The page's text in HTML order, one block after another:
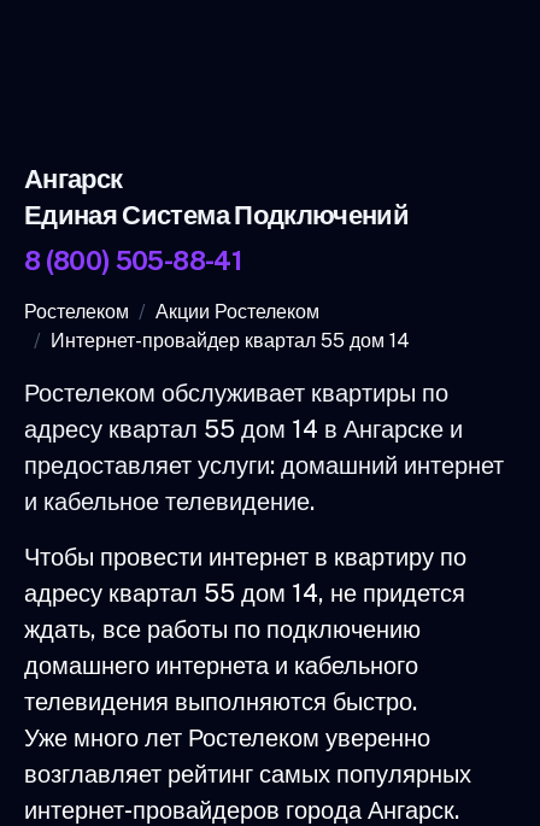
Ангарск
Единая Система Подключений
8 (800) 505-88-41
Ростелеком
Акции Ростелеком
Интернет-провайдер квартал 55 дом 14
Ростелеком обслуживает квартиры по
адресу квартал 55 дом 14 в Ангарске и
предоставляет услуги: домашний интернет
и кабельное телевидение.
Чтобы провести интернет в квартиру по
адресу квартал 55 дом 14, не придется
ждать, все работы по подключению
домашнего интернета и кабельного
телевидения выполняются быстро.
Уже много лет Ростелеком уверенно
возглавляет рейтинг самых популярных
интернет-провайдеров города Ангарск.